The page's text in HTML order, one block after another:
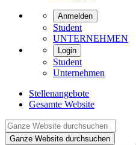
Anmelden
Student
UNTERNEHMEN
Login
Student
Unternehmen
Stellenangebote
Gesamte Website